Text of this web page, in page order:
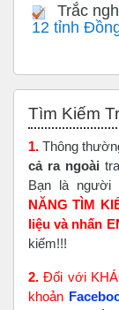
Trắc
12 tỉnh
Tìm Kiếm
1. Thông
cả ra ngoài
Bạn là người
NĂNG TÌM
liệu và nhấn
kiếm!!!
2. Đối với
khoản